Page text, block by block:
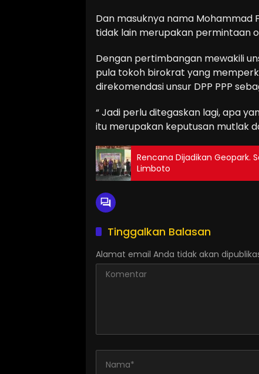
Dan masuknya nama
tidak lain merupakan permintaan
Dengan pertimbangan mewakili
pula tokoh birokrat yang
direkomendasi unsur DPP PPP
“ Jadi perlu ditegaskan lagi, apa
itu merupakan keputusan mutlak
Rencana Dijadikan Geopark.
Limboto
Tinggalkan Balasan
Alamat email Anda tidak akan